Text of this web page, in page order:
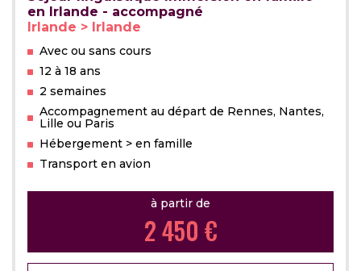
en Irlande - accompagné
Irlande > Irlande
Avec ou sans cours
12 à 18 ans
2 semaines
Accompagnement au départ de Rennes, Nantes,
Lille ou Paris
Hébergement > en famille
Transport en avion
à partir de
2 450 €